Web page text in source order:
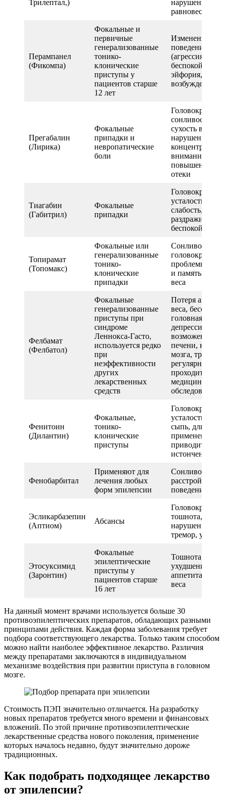
Трилептал,)
нарушение
равновесия
Перампанел
(Фикомпа)
Фокальные и
первичные
генерализованные
тонико-
клонические
приступы у
пациентов старше
12 лет
Изменения
поведения
(агрессия,
беспокойство,
эйфория,
возбуждение)
Прегабалин
(Лирика)
Фокальные
припадки и
невропатические
боли
сонливость,
сухость во рту,
нарушение
концентрации
внимания,
повышение
отеки
Тиагабин
(Габитрил)
Фокальные
припадки
усталость,
слабость,
беспокойство
Топирамат
(Топомакс)
Фокальные или
генерализованные
тонико-
клонические
припадки
Сонливость,
проблемы с
и памятью,
веса
Фелбамат
(Фелбатол)
Фокальные
генерализованные
приступы при
синдроме
Леннокса-Гасто,
используется редко
при
неэффективности
других
лекарственных
средств
Потеря
веса,
головная боль,
депрессия,
возможен отказ
печени,
мозга,
регулярно
проходить
медицинское
обследование
Фенитоин
(Дилантин)
Фокальные,
тонико-
клонические
приступы
усталость,
сыпь,
применении
приводит к
истончению
Фенобарбитал
Применяют для
лечения любых
форм эпилепсии
Сонливость,
расстройства
поведения
Эсликарбазепин
(Аптиом)
Абсансы
тошнота,
нарушения
тремор,
Этосуксимид
(Заронтин)
Фокальные
эпилептические
приступы у
пациентов старше
16 лет
Тошнота,
ухудшение
аппетита,
веса
На данный момент врачами используется больше 30
противоэпилептических препаратов, обладающих разными
принципами действия. Каждая форма заболевания требует
подбора соответствующего лекарства. Только таким способом
можно найти наиболее эффективное лекарство. Различия
между препаратами заключаются в индивидуальном
механизме воздействия при развитии приступа в головном
мозге.
Стоимость ПЭП значительно отличается. На разработку
новых препаратов требуется много времени и финансовых
вложений. По этой причине противоэпилептические
лекарственные средства нового поколения, применение
которых началось недавно, будут значительно дороже
традиционных.
Как подобрать подходящее лекарство
от эпилепсии?